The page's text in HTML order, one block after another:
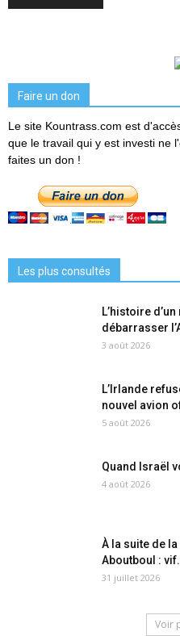
Faire un don
Le site Kountrass.com est
que le travail qui y est investi ne
faites un don !
Les plus consultés
L’histoire
débarrasser
3 août 2026
L’Irlande
nouvel avion
5 août 2026
Quand Israël
4 août 2026
À la suite de
Aboutboul :
31 juillet 2026
Voir